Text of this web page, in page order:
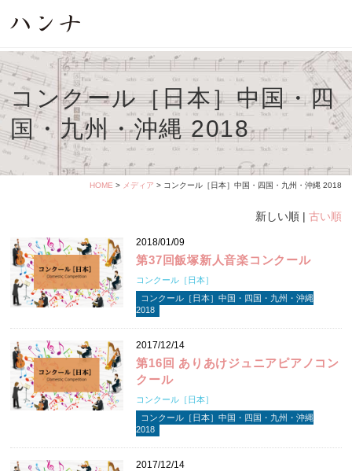
コンクール［日本］中国・四
国・九州・沖縄 2018
HOME > メディア > コンクール［日本］中国・四国・九州・沖縄 2018
新しい順 | 古い順
2018/01/09
第37回飯塚新人音楽コンクール
コンクール［日本］
コンクール［日本］中国・四国・九州・沖縄
2018
2017/12/14
第16回 ありあけジュニアピアノコン
クール
コンクール［日本］
コンクール［日本］中国・四国・九州・沖縄
2018
2017/12/14